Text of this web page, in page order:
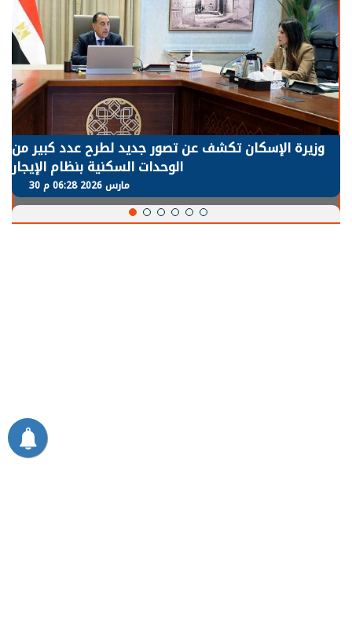
وزيرة الإسكان تكشف عن تصور جديد لطرح عدد كبير من
الوحدات السكنية بنظام الإيجار
30 مارس 2026 06:28 م